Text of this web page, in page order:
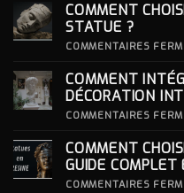
COMMENT
STATUE ?
COMMENTAIRES
COMMENT
DÉCORATION
COMMENTAIRES
COMMENT
GUIDE COMPLET
COMMENTAIRES